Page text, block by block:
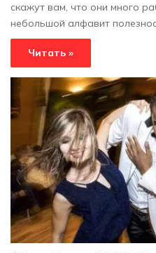
скажут вам, что они много
небольшой алфавит
Читать »